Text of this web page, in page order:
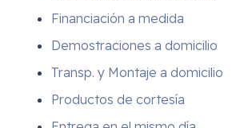
Financiación a medida
Demostraciones a domicilio
Transp. y Montaje a domicilio
Productos de cortesía